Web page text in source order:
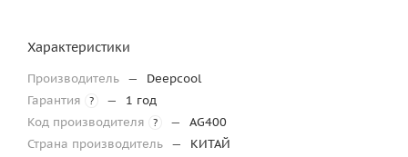
Характеристики
Производитель —
Deepcool
Гарантия
? —
1 год
Код производителя
? —
AG400
Страна производитель —
КИТАЙ